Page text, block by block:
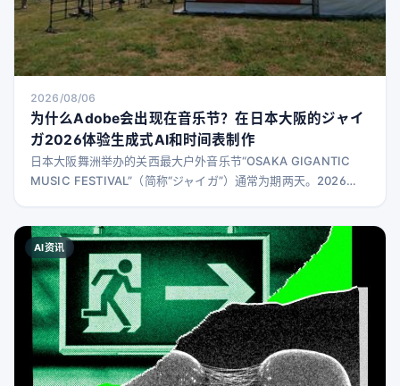
2026/08/06
为什么Adobe会出现在音乐节？在日本大阪的ジャイ
ガ2026体验生成式AI和时间表制作
日本大阪舞洲举办的关西最大户外音乐节“OSAKA GIGANTIC
MUSIC FESTIVAL”（简称“ジャイガ”）通常为期两天。2026
以Photoshop闻名的日本Adobe公司。为何Adobe会参与音乐
节？我们进行了深入了解。 利用Adobe工具提供四种互动体验
AI资讯